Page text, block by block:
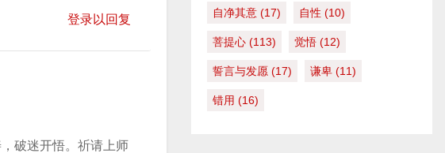
登录以回复
破迷开悟。祈请上师
自净其意 (17) 自性 (10)
菩提心 (113) 觉悟 (12)
誓言与发愿 (17) 谦卑 (11)
错用 (16)